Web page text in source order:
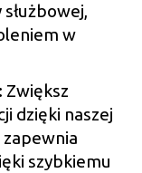
w
Zwiększ
dzięki naszej
szybkiemu